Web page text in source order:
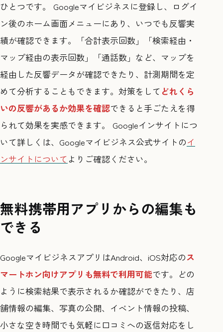
ひとつです。 Googleマイビジネスに登録し、ログイ
ン後のホーム画面メニューにあり、いつでも反響実
績が確認できます。「合計表示回数」「検索経由・
マップ経由の表示回数」「通話数」など、マップを
経由した反響データが確認できたり、計測期間を定
めて分析することもできます。対策をして どれくら
いの反響があるか効果を確認できると手ごたえを得
られて効果を実感できます。 Googleインサイトにつ
いて詳しくは、Googleマイビジネス公式サイトのイ
ンサイトについて よりご確認ください。
無料携帯用アプリからの編集も
できる
GoogleマイビジネスアプリはAndroid、iOS対応のス
マートホン向けアプリも無料で利用可能です。どの
ように検索結果で表示されるか確認ができたり、店
舗情報の編集、写真の公開、イベント情報の投稿、
小さな空き時間でも気軽に口コミへの返信対応をし